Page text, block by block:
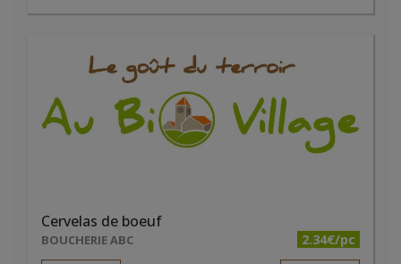
Cervelas de boeuf
BOUCHERIE ABC 2.34€/pc